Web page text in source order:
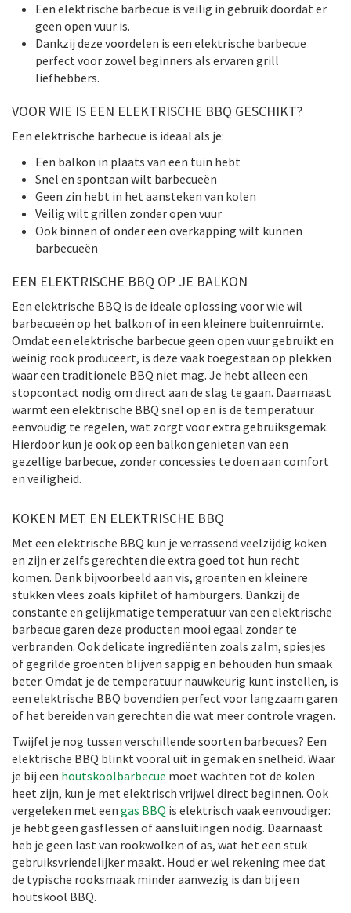
Een elektrische barbecue is veilig in gebruik doordat er
geen open vuur is.
Dankzij deze voordelen is een elektrische barbecue
perfect voor zowel beginners als ervaren grill
liefhebbers.
VOOR WIE IS EEN ELEKTRISCHE BBQ GESCHIKT?
Een elektrische barbecue is ideaal als je:
Een balkon in plaats van een tuin hebt
Snel en spontaan wilt barbecueën
Geen zin hebt in het aansteken van kolen
Veilig wilt grillen zonder open vuur
Ook binnen of onder een overkapping wilt kunnen
barbecueën
EEN ELEKTRISCHE BBQ OP JE BALKON
Een elektrische BBQ is de ideale oplossing voor wie wil
barbecueën op het balkon of in een kleinere buitenruimte.
Omdat een elektrische barbecue geen open vuur gebruikt en
weinig rook produceert, is deze vaak toegestaan op plekken
waar een traditionele BBQ niet mag. Je hebt alleen een
stopcontact nodig om direct aan de slag te gaan. Daarnaast
warmt een elektrische BBQ snel op en is de temperatuur
eenvoudig te regelen, wat zorgt voor extra gebruiksgemak.
Hierdoor kun je ook op een balkon genieten van een
gezellige barbecue, zonder concessies te doen aan comfort
en veiligheid.
KOKEN MET EN ELEKTRISCHE BBQ
Met een elektrische BBQ kun je verrassend veelzijdig koken
en zijn er zelfs gerechten die extra goed tot hun recht
komen. Denk bijvoorbeeld aan vis, groenten en kleinere
stukken vlees zoals kipfilet of hamburgers. Dankzij de
constante en gelijkmatige temperatuur van een elektrische
barbecue garen deze producten mooi egaal zonder te
verbranden. Ook delicate ingrediënten zoals zalm, spiesjes
of gegrilde groenten blijven sappig en behouden hun smaak
beter. Omdat je de temperatuur nauwkeurig kunt instellen, is
een elektrische BBQ bovendien perfect voor langzaam garen
of het bereiden van gerechten die wat meer controle vragen.
Twijfel je nog tussen verschillende soorten barbecues? Een
elektrische BBQ blinkt vooral uit in gemak en snelheid. Waar
je bij een houtskoolbarbecue moet wachten tot de kolen
heet zijn, kun je met elektrisch vrijwel direct beginnen. Ook
vergeleken met een gas BBQ is elektrisch vaak eenvoudiger:
je hebt geen gasflessen of aansluitingen nodig. Daarnaast
heb je geen last van rookwolken of as, wat het een stuk
gebruiksvriendelijker maakt. Houd er wel rekening mee dat
de typische rooksmaak minder aanwezig is dan bij een
houtskool BBQ.